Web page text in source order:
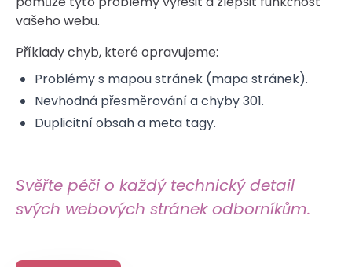
vašeho webu.
Příklady chyb, které opravujeme:
Problémy s mapou stránek (mapa stránek).
Nevhodná přesměrování a chyby 301.
Duplicitní obsah a meta tagy.
Svěřte péči o každý technický detail
svých webových stránek odborníkům.